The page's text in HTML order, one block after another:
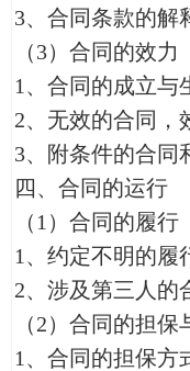
3、合同条款的解
（3）合同的效力
1、合同的成立与
2、无效的合同，
3、附条件的合同
四、合同的运行
（1）合同的履行
1、约定不明的履
2、涉及第三人的
（2）合同的担保
1、合同的担保方